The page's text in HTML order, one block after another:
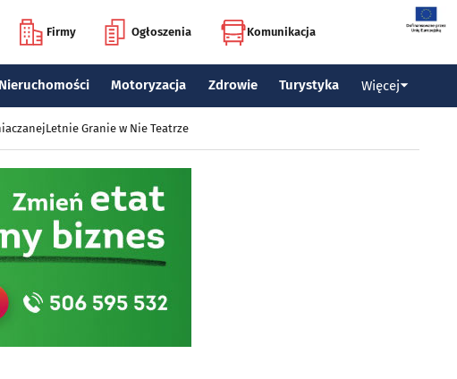
Firmy Ogłoszenia Komunikacja
Nieruchomości Motoryzacja Zdrowie Turystyka Więcej
Letnie Granie w Nie Teatrze